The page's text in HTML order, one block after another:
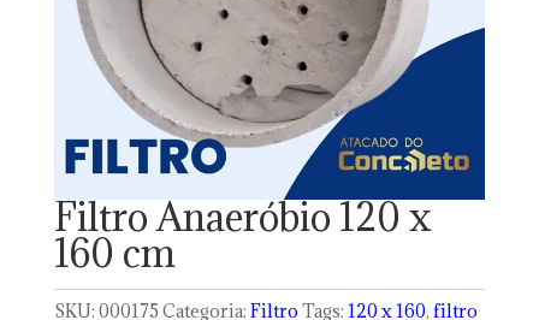
Filtro Anaeróbio 120 x
160 cm
SKU: 000175 Categoria: Filtro Tags: 120 x 160, filtro